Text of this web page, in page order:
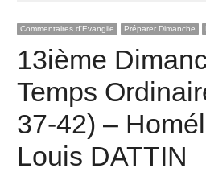
Commentaires d'Evangile Préparer Dimanche
13ième
Temps
37-42) –
Louis DATTIN